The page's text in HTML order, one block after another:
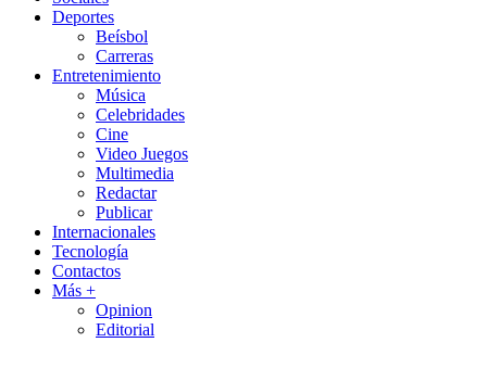
Deportes
Beísbol
Carreras
Entretenimiento
Música
Celebridades
Cine
Video Juegos
Multimedia
Redactar
Publicar
Internacionales
Tecnología
Contactos
Más +
Opinion
Editorial